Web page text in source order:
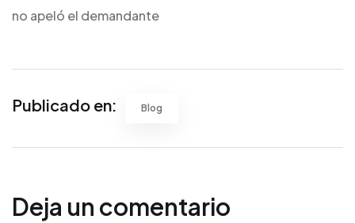
no apeló el demandante
Publicado en: Blog
Deja un comentario